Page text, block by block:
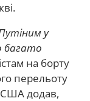
у
багато
на борту
перельоту
додав,